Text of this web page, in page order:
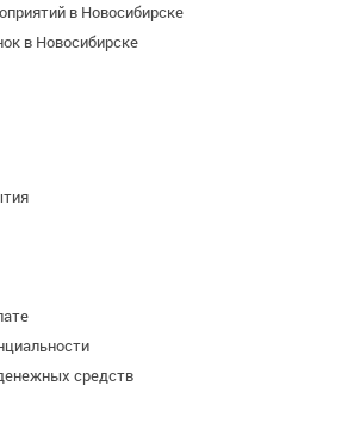
в Новосибирске
в Новосибирске
средств